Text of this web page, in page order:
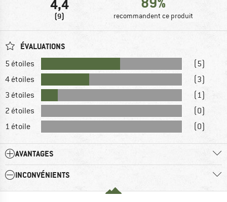
4,4
(9) recommandent ce produit
ÉVALUATIONS
5 étoiles
(5)
4 étoiles
(3)
3 étoiles
(1)
2 étoiles
(0)
1 étoile
(0)
AVANTAGES
INCONVÉNIENTS